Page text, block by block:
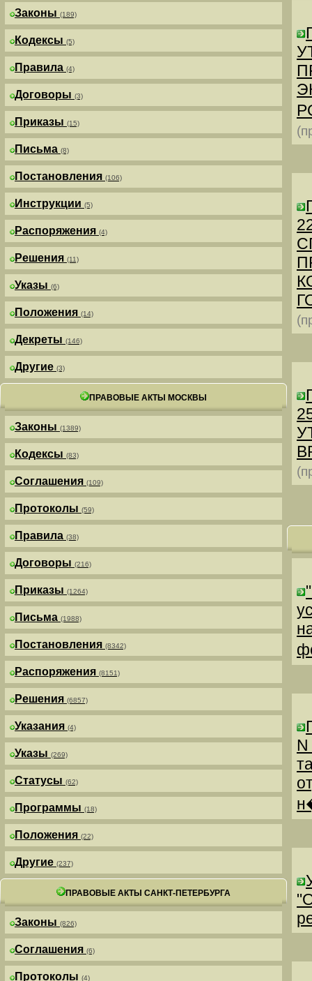
Законы (189)
Кодексы (5)
Правила (4)
Договоры (3)
Приказы (15)
Письма (8)
Постановления (106)
Инструкции (5)
Распоряжения (4)
Решения (11)
Указы (6)
Положения (14)
Декреты (146)
Другие (3)
ПРАВОВЫЕ АКТЫ МОСКВЫ
Законы (1389)
Кодексы (83)
Соглашения (109)
Протоколы (59)
Правила (38)
Договоры (216)
Приказы (1264)
Письма (1988)
Постановления (8342)
Распоряжения (8151)
Решения (6857)
Указания (4)
Указы (269)
Статусы (62)
Программы (18)
Положения (22)
Другие (237)
ПРАВОВЫЕ АКТЫ САНКТ-ПЕТЕРБУРГА
Законы (826)
Соглашения (6)
Протоколы (4)